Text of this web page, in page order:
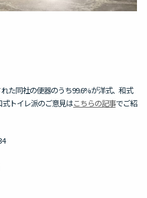
た同社の便器のうち99.6%が洋式、和式
式トイレ派のご意見はこちらの記事でご紹